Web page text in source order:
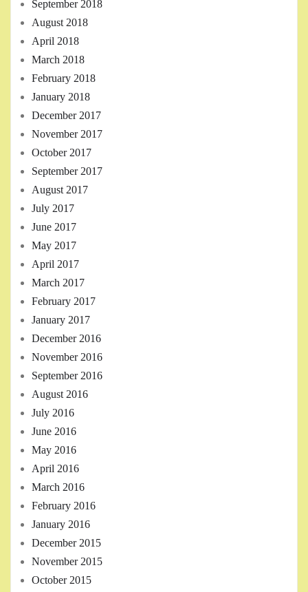
September 2018
August 2018
April 2018
March 2018
February 2018
January 2018
December 2017
November 2017
October 2017
September 2017
August 2017
July 2017
June 2017
May 2017
April 2017
March 2017
February 2017
January 2017
December 2016
November 2016
September 2016
August 2016
July 2016
June 2016
May 2016
April 2016
March 2016
February 2016
January 2016
December 2015
November 2015
October 2015